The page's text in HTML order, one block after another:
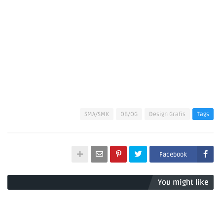
Tags
Design Grafis
OB/OG
SMA/SMK
Facebook
You might like